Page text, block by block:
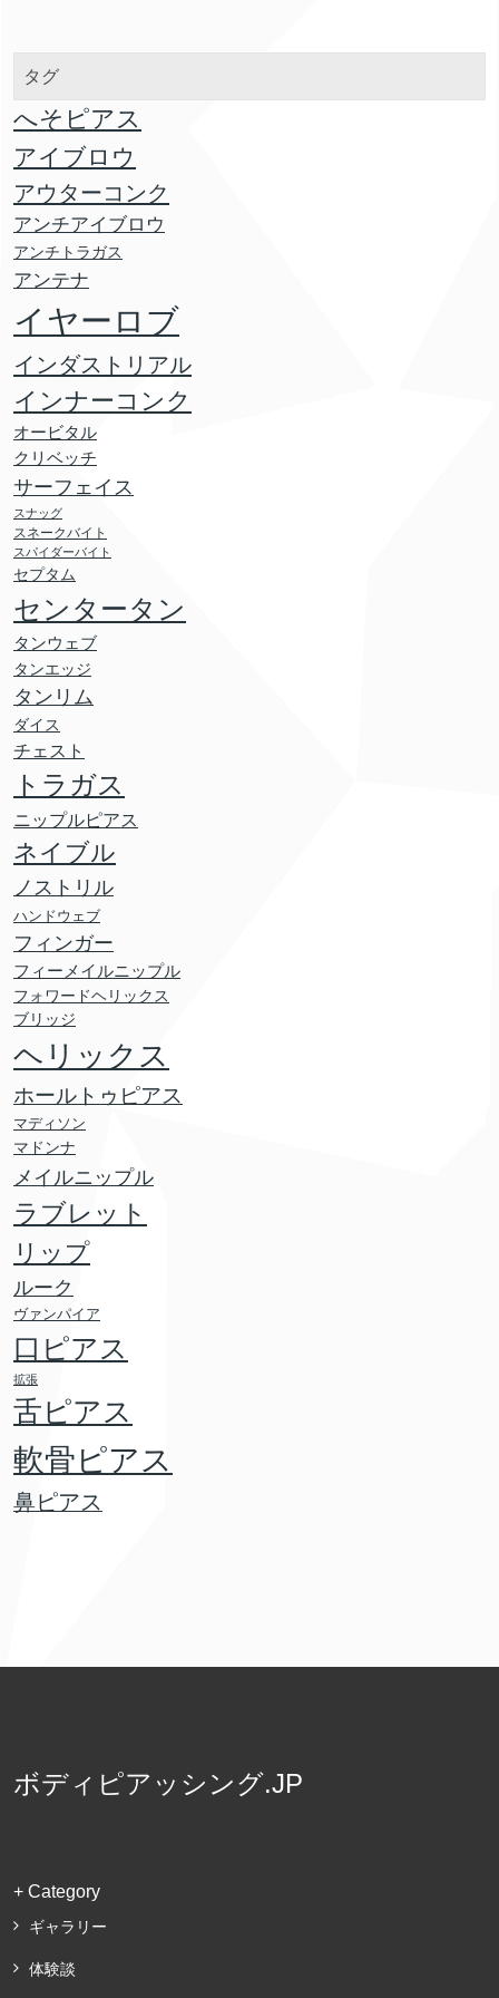
タグ
へそピアス
アイブロウ
アウターコンク
アンチアイブロウ
アンチトラガス
アンテナ
イヤーロブ
インダストリアル
インナーコンク
オービタル
クリベッチ
サーフェイス
スナッグ
スネークバイト
スパイダーバイト
セプタム
センタータン
タンウェブ
タンエッジ
タンリム
ダイス
チェスト
トラガス
ニップルピアス
ネイブル
ノストリル
ハンドウェブ
フィンガー
フィーメイルニップル
フォワードヘリックス
ブリッジ
ヘリックス
ホールトゥピアス
マディソン
マドンナ
メイルニップル
ラブレット
リップ
ルーク
ヴァンパイア
口ピアス
拡張
舌ピアス
軟骨ピアス
鼻ピアス
ボディピアッシング.JP
+ Category
ギャラリー
体験談